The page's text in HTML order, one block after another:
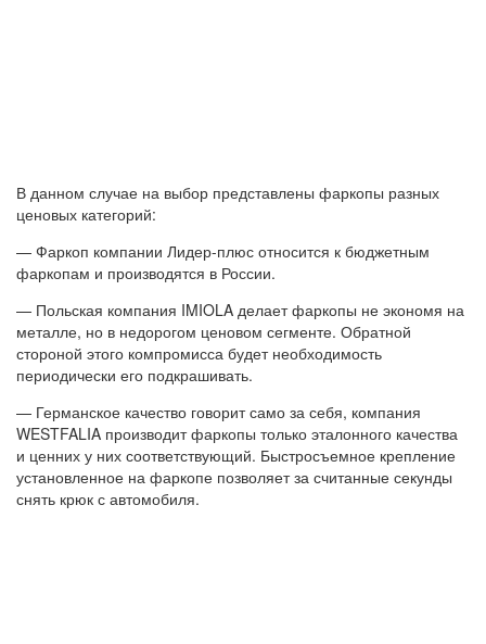
В данном случае на выбор представлены фаркопы разных
ценовых категорий:
— Фаркоп компании Лидер-плюс относится к бюджетным
фаркопам и производятся в России.
— Польская компания IMIOLA делает фаркопы не экономя на
металле, но в недорогом ценовом сегменте. Обратной
стороной этого компромисса будет необходимость
периодически его подкрашивать.
— Германское качество говорит само за себя, компания
WESTFALIA производит фаркопы только эталонного качества
и ценних у них соответствующий. Быстросъемное крепление
установленное на фаркопе позволяет за считанные секунды
снять крюк с автомобиля.